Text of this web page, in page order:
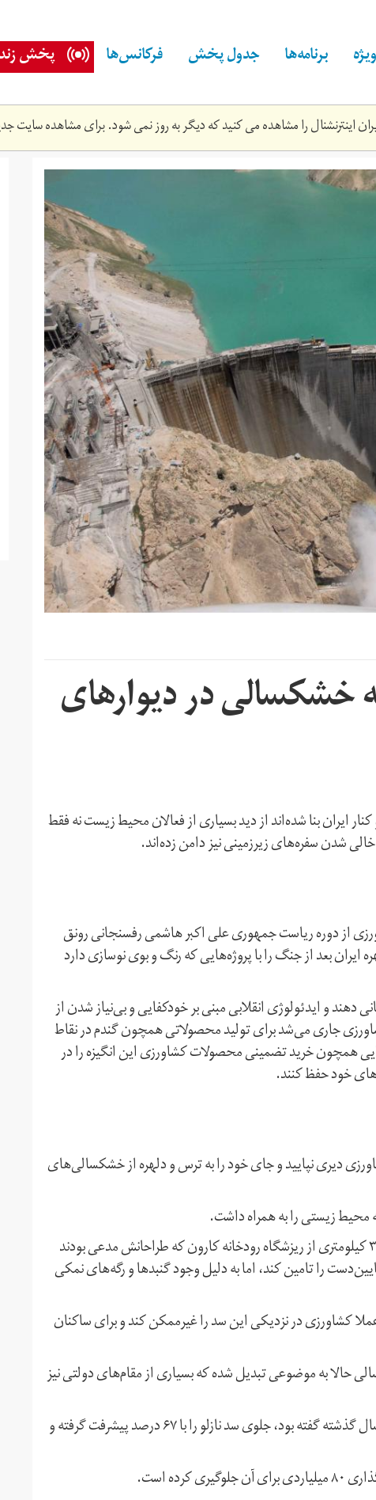
برنامه‌ها جدول پخش فرکانس‌ها پخش
اینترنشنال را مشاهده می کنید که دیگر به روز نمی شود. برای مشاهده سایت
در دیوارهای
ایران بنا شده‌اند از دید بسیاری از فعالان محیط زیست نه فقط
شدن سفره‌‌های زیرزمینی نیز دامن‌ زده‌اند.
از دوره ریاست جمهوری علی اکبر هاشمی رفسنجانی رونق
بعد از جنگ را با پروژه‌هایی که رنگ و بوی نوسازی دارد
و ایدئولوژی انقلابی مبنی بر خودکفایی و بی‌نیاز شدن از
جاری می‌شد برای تولید محصولاتی همچون گندم در نقاط
همچون خرید تضمینی محصولات کشاورزی این انگیزه را در
خود حفظ کنند.
دیری نپایید و جای خود را به ترس و دلهره از خشکسالی‌های
محیط زیستی را به همراه داشت.
سد گتوند یکی از مهم‌ترین نمونه‌‌هاست؛ سدی در فاصله ۳۸۰ کیلومتری از ریزشگاه رودخانه کارون که طراحانش مدعی بودند
را تامین کند، اما به دلیل وجود گنبدها و رگه‌های نمکی
کشاورزی در نزدیکی این سد را غیر‌ممکن کند و برای ساکنان
حالا به موضوعی تبدیل شده که بسیاری از مقام‌های دولتی نیز
عیسی کلانتری رئيس سازمان محیط زیست در شهریور ماه سال گذشته گفته بود، جلوی سد نازلو را با ۶۷ درصد پیشرفت گرفته و
است.